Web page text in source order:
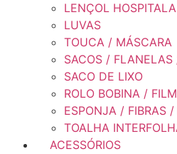
LENÇOL
LUVAS
TOUCA / MÁSCARA
SACOS / FLANELAS
SACO DE LIXO
ROLO BOBINA /
ESPONJA / FIBRAS
TOALHA
ACESSÓRIOS